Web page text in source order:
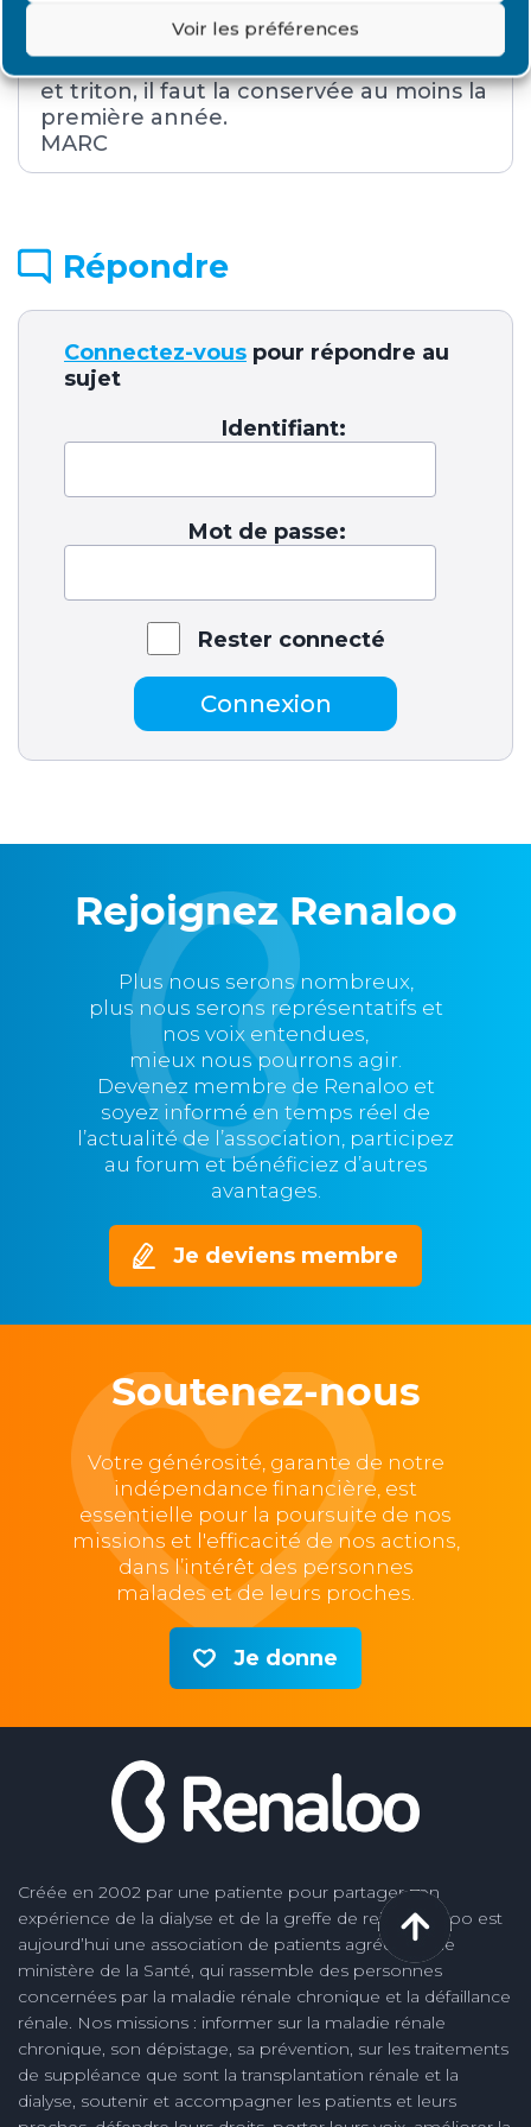
Voir les préférences
Je suis du meme avis que Galatee jdat
et triton, il faut la conservée au moins la
première année.
MARC
Répondre
Connectez-vous pour répondre au
sujet
Identifiant:
Mot de passe:
Rester connecté
Connexion
Rejoignez Renaloo
Plus nous serons nombreux,
plus nous serons représentatifs et
nos voix entendues,
mieux nous pourrons agir.
Devenez membre de Renaloo et
soyez informé en temps réel de
l’actualité de l’association, participez
au forum et bénéficiez d’autres
avantages.
Je deviens membre
Soutenez-nous
Votre générosité, garante de notre
indépendance financière, est
essentielle pour la poursuite de nos
missions et l'efficacité de nos actions,
dans l’intérêt des personnes
malades et de leurs proches.
Je donne
Créée en 2002 par une patiente pour partager son
expérience de la dialyse et de la greffe de rein, Renaloo est
aujourd’hui une association de patients agréée par le
ministère de la Santé, qui rassemble des personnes
concernées par la maladie rénale chronique et la défaillance
rénale. Nos missions : informer sur la maladie rénale
chronique, son dépistage, sa prévention, sur les traitements
de suppléance que sont la transplantation rénale et la
dialyse, soutenir et accompagner les patients et leurs